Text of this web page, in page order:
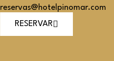
reservas@hotelpinomar.com
RESERVAR